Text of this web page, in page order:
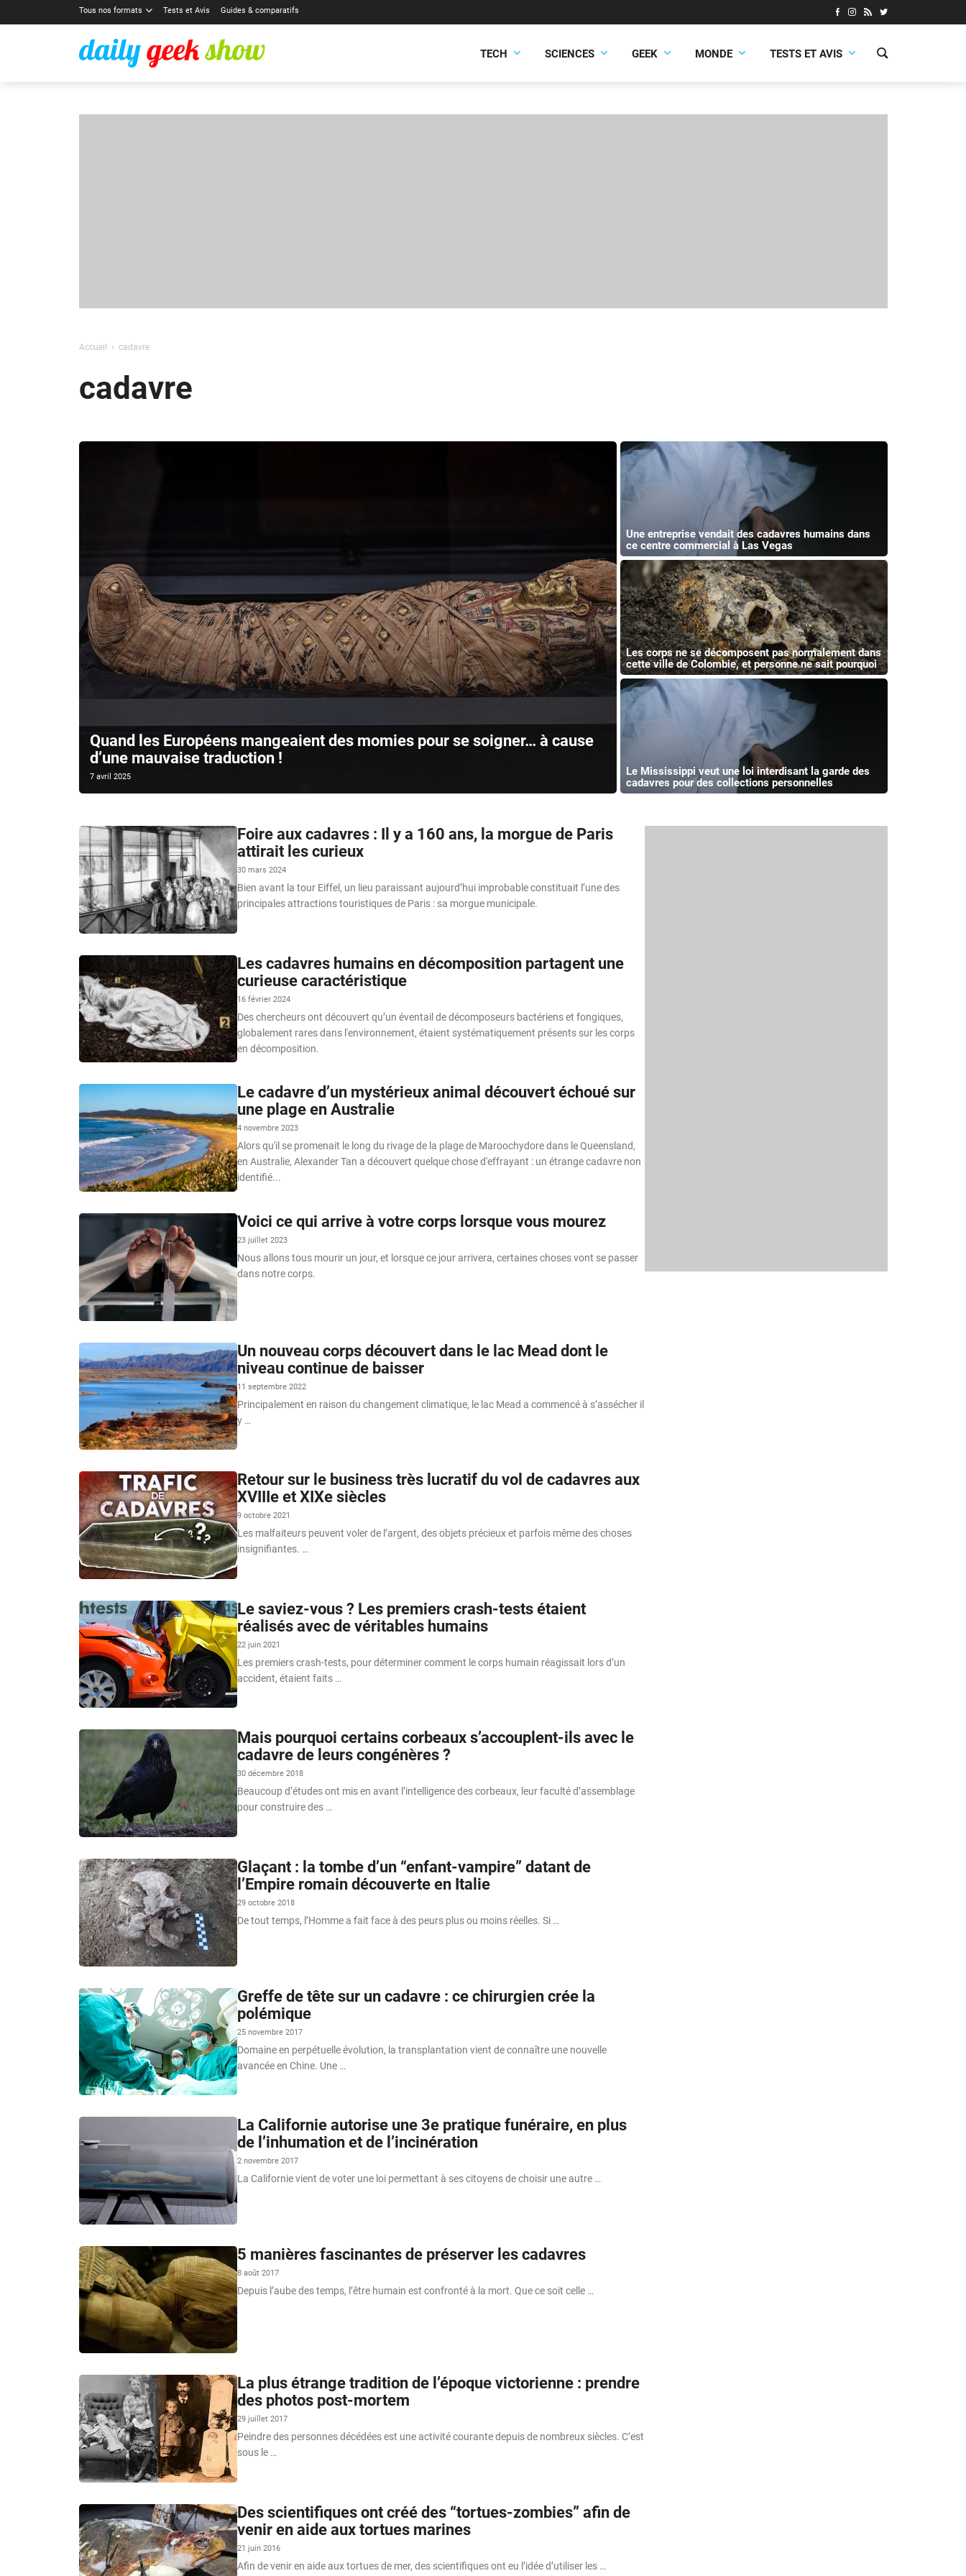
Tous nos formats Tests et Avis Guides & comparatifs
TECH SCIENCES GEEK MONDE TESTS ET AVIS
Accueil cadavre
cadavre
Quand les Européens mangeaient des momies pour se soigner… à cause
d’une mauvaise traduction !
7 avril 2025
Une entreprise vendait des cadavres humains dans
ce centre commercial à Las Vegas
Les corps ne se décomposent pas normalement dans
cette ville de Colombie, et personne ne sait pourquoi
Le Mississippi veut une loi interdisant la garde des
cadavres pour des collections personnelles
Foire aux cadavres : Il y a 160 ans, la morgue de Paris
attirait les curieux
30 mars 2024
Bien avant la tour Eiffel, un lieu paraissant aujourd’hui improbable constituait l’une des
principales attractions touristiques de Paris : sa morgue municipale.
Les cadavres humains en décomposition partagent une
curieuse caractéristique
16 février 2024
Des chercheurs ont découvert qu’un éventail de décomposeurs bactériens et fongiques,
globalement rares dans l'environnement, étaient systématiquement présents sur les corps
en décomposition.
Le cadavre d’un mystérieux animal découvert échoué sur
une plage en Australie
4 novembre 2023
Alors qu'il se promenait le long du rivage de la plage de Maroochydore dans le Queensland,
en Australie, Alexander Tan a découvert quelque chose d'effrayant : un étrange cadavre non
identifié...
Voici ce qui arrive à votre corps lorsque vous mourez
23 juillet 2023
Nous allons tous mourir un jour, et lorsque ce jour arrivera, certaines choses vont se passer
dans notre corps.
Un nouveau corps découvert dans le lac Mead dont le
niveau continue de baisser
11 septembre 2022
Principalement en raison du changement climatique, le lac Mead a commencé à s’assécher il
y …
Retour sur le business très lucratif du vol de cadavres aux
XVIIIe et XIXe siècles
9 octobre 2021
Les malfaiteurs peuvent voler de l’argent, des objets précieux et parfois même des choses
insignifiantes. …
Le saviez-vous ? Les premiers crash-tests étaient
réalisés avec de véritables humains
22 juin 2021
Les premiers crash-tests, pour déterminer comment le corps humain réagissait lors d’un
accident, étaient faits …
Mais pourquoi certains corbeaux s’accouplent-ils avec le
cadavre de leurs congénères ?
30 décembre 2018
Beaucoup d’études ont mis en avant l’intelligence des corbeaux, leur faculté d’assemblage
pour construire des …
Glaçant : la tombe d’un “enfant-vampire” datant de
l’Empire romain découverte en Italie
29 octobre 2018
De tout temps, l’Homme a fait face à des peurs plus ou moins réelles. Si …
Greffe de tête sur un cadavre : ce chirurgien crée la
polémique
25 novembre 2017
Domaine en perpétuelle évolution, la transplantation vient de connaître une nouvelle
avancée en Chine. Une …
La Californie autorise une 3e pratique funéraire, en plus
de l’inhumation et de l’incinération
2 novembre 2017
La Californie vient de voter une loi permettant à ses citoyens de choisir une autre …
5 manières fascinantes de préserver les cadavres
8 août 2017
Depuis l’aube des temps, l’être humain est confronté à la mort. Que ce soit celle …
La plus étrange tradition de l’époque victorienne : prendre
des photos post-mortem
29 juillet 2017
Peindre des personnes décédées est une activité courante depuis de nombreux siècles. C’est
sous le …
Des scientifiques ont créé des “tortues-zombies” afin de
venir en aide aux tortues marines
21 juin 2016
Afin de venir en aide aux tortues de mer, des scientifiques ont eu l’idée d’utiliser les …